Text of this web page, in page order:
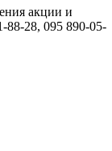
акции и
88-28, 095 890-05-